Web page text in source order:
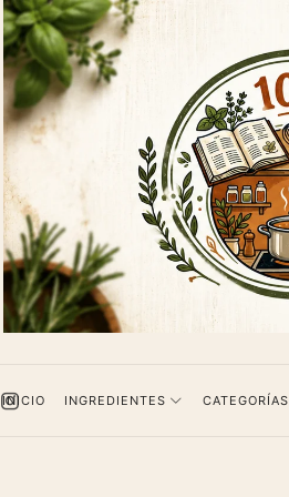
1013
Recetas
de
cocina
INICIO INGREDIENTES CATEGORÍAS